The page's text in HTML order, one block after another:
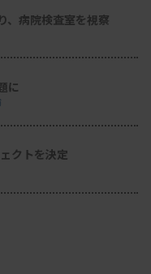
、病院検査室を視察
に
クトを決定